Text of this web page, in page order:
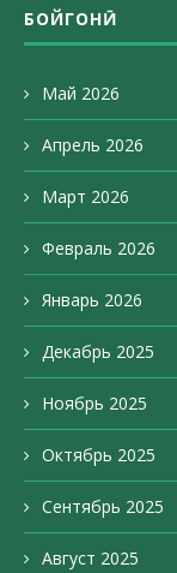
БОЙГОНӢ
Май 2026
Апрель 2026
Март 2026
Февраль 2026
Январь 2026
Декабрь 2025
Ноябрь 2025
Октябрь 2025
Сентябрь 2025
Август 2025